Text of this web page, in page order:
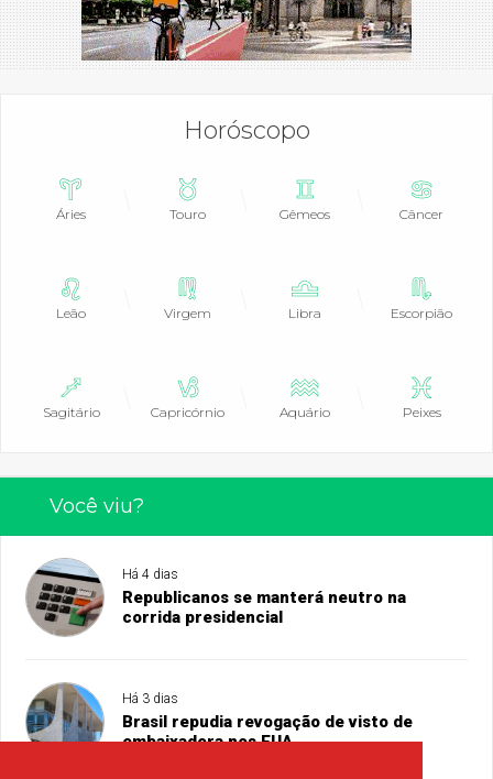
Horóscopo
Áries Touro Gêmeos Câncer
Leão Virgem Libra Escorpião
Sagitário Capricórnio Aquário Peixes
Você viu?
Há 4 dias
Republicanos se manterá neutro na
corrida presidencial
Há 3 dias
Brasil repudia revogação de visto de
embaixadora nos EUA